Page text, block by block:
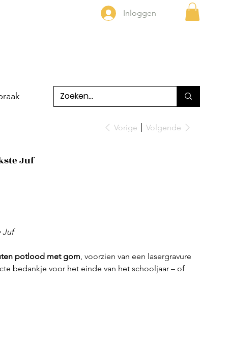
Inloggen
Vorige Volgende
Juf
Juf
potlood met gom, voorzien van een lasergravure
bedankje voor het einde van het schooljaar – of